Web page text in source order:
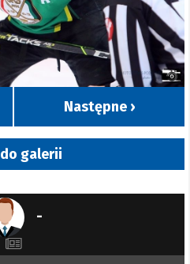
Następne ›
galerii
-